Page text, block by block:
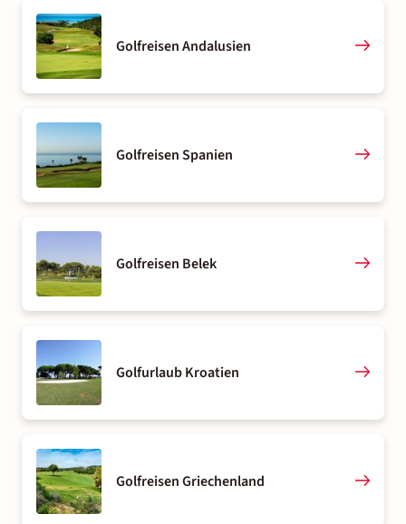
Golfreisen Andalusien
Golfreisen Spanien
Golfreisen Belek
Golfurlaub Kroatien
Golfreisen Griechenland